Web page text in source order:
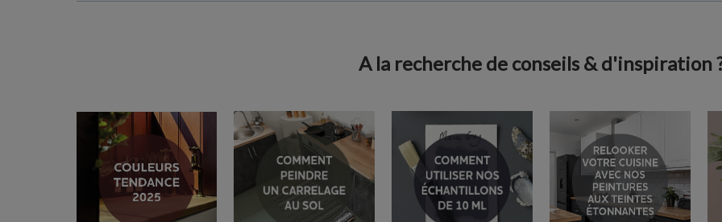
A la recherche de conseils & d'inspiration